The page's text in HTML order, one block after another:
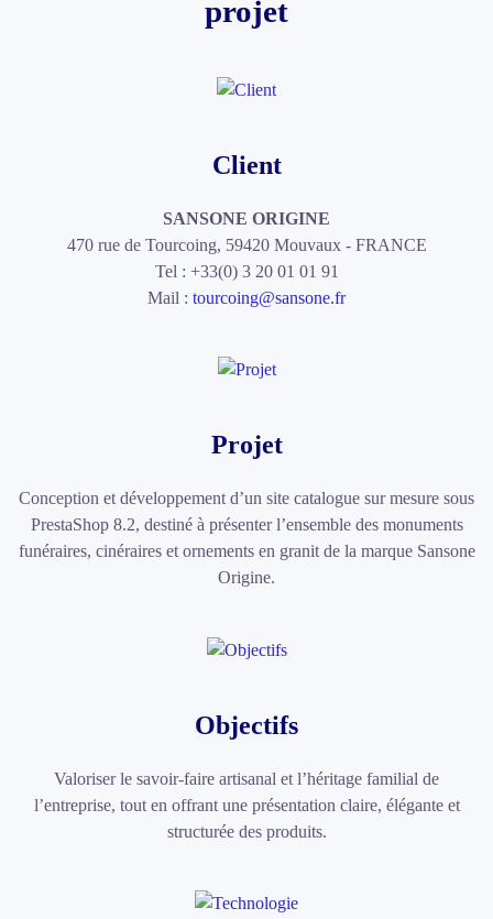
projet
Client
SANSONE ORIGINE
470 rue de Tourcoing, 59420 Mouvaux - FRANCE
Tel : +33(0) 3 20 01 01 91
Mail : tourcoing@sansone.fr
Projet
Conception et développement d’un site catalogue sur mesure sous
PrestaShop 8.2, destiné à présenter l’ensemble des monuments
funéraires, cinéraires et ornements en granit de la marque Sansone
Origine.
Objectifs
Valoriser le savoir-faire artisanal et l’héritage familial de
l’entreprise, tout en offrant une présentation claire, élégante et
structurée des produits.